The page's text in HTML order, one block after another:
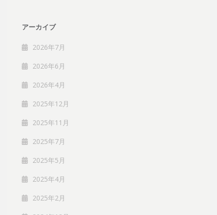
アーカイブ
2026年7月
2026年6月
2026年4月
2025年12月
2025年11月
2025年7月
2025年5月
2025年4月
2025年2月